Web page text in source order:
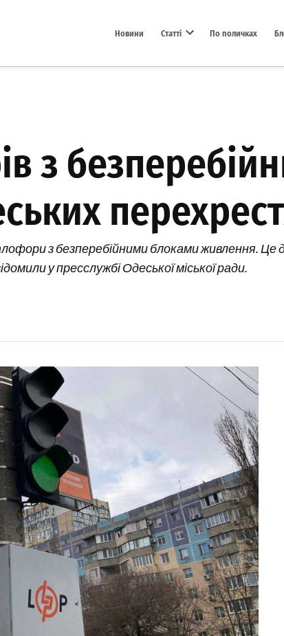
Новини Статті По поличках
з
з безперебійними блоками живлення. Це
у пресслужбі Одеської міської ради.